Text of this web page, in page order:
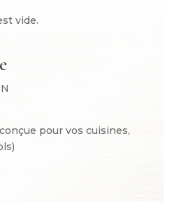
vide.
pour vos cuisines,